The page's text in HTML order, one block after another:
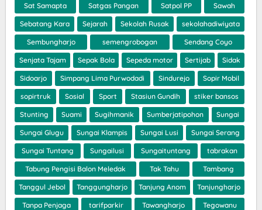
Sat Samapta Satgas Pangan Satpol PP Sawah
Sebatang Kara Sejarah Sekolah Rusak sekolahadiwiyata
Sembungharjo semengrobogan Sendang Coyo
Senjata Tajam Sepak Bola Sepeda motor Sertijab Sidak
Sidoarjo Simpang Lima Purwodadi Sindurejo Sopir Mobil
sopirtruk Sosial Sport Stasiun Gundih stiker bansos
Stunting Suami Sugihmanik Sumberjatipohon Sungai
Sungai Glugu Sungai Klampis Sungai Lusi Sungai Serang
Sungai Tuntang Sungailusi Sungaituntang tabrakan
Tabung Pengisi Balon Meledak Tak Tahu Tambang
Tanggul Jebol Tanggungharjo Tanjung Anom Tanjungharjo
Tanpa Penjaga tarifparkir Tawangharjo Tegowanu